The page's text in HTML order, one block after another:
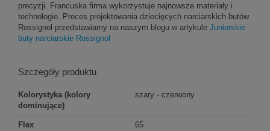
precyzji. Francuska firma wykorzystuje najnowsze materiały i
technologie. Proces projektowania dziecięcych narciarskich butów
Rossignol przedstawiamy na naszym blogu w artykule Juniorskie
buty narciarskie Rossignol
Szczegóły produktu
Kolorystyka (kolory
dominujące)
szary - czerwony
Flex 65